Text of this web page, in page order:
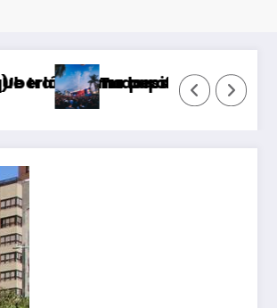
Lucas Cordeiro
dois dias de cultura,
2026: o guia completo da
Festival